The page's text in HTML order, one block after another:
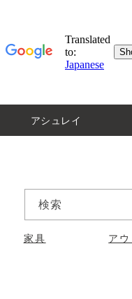
アシュレイ
検索
家具 ア